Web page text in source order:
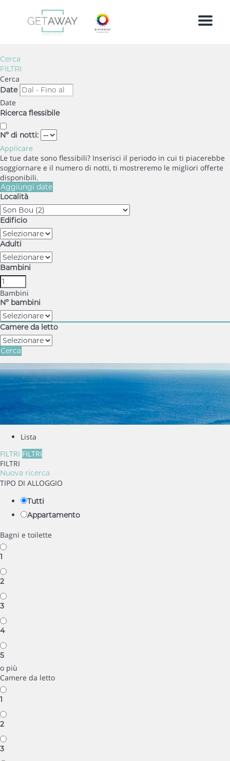
Menu
Cerca
FILTRI
Cerca
Date
Date
Ricerca flessibile
Nº di notti:
Applicare
Le tue date sono flessibili? Inserisci il periodo in cui ti piacerebbe
soggiornare e il numero di notti, ti mostreremo le migliori offerte
disponibili.
Aggiungi date
Località
Edificio
Adulti
Bambini
Bambini
Nº bambini
Camere da letto
Cerca
Lista
FILTRI FILTRI
FILTRI
Nuova ricerca
TIPO DI ALLOGGIO
Tutti
Appartamento
Bagni e toilette
1
2
3
4
5
o più
Camere da letto
1
2
3